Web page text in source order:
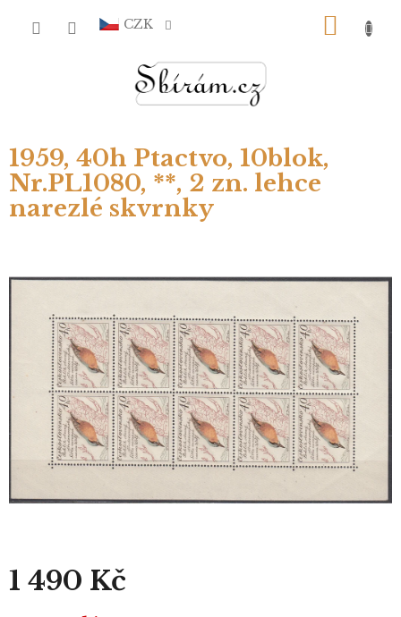
CZK
1959, 40h Ptactvo, 10blok,
Nr.PL1080, **, 2 zn. lehce
narezlé skvrnky
1 490 Kč